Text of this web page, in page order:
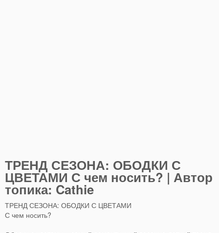
ТРЕНД СЕЗОНА: ОБОДКИ С
ЦВЕТАМИ С чем носить? | Автор
топика: Cathie
ТРЕНД СЕЗОНА: ОБОДКИ С ЦВЕТАМИ
С чем носить?